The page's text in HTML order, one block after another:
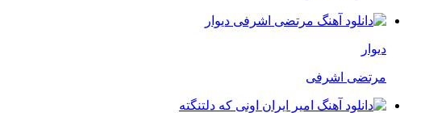
دیوار
مرتضی اشرفی